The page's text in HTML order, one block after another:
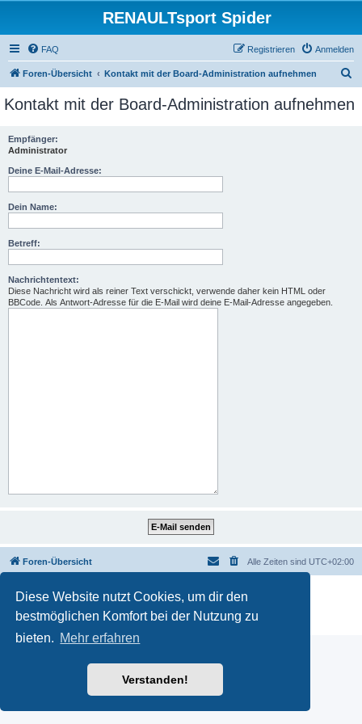
Diese Website nutzt Cookies, um dir den
bestmöglichen Komfort bei der Nutzung zu
bieten. Mehr erfahren
Verstanden!
RENAULTsport Spider
FAQ Anmelden
Registrieren
Foren-Übersicht Kontakt mit der Board-Administration aufnehmen
c
Kontakt mit der Board-Administration aufnehmen
Empfänger:
Administrator
Deine E-Mail-Adresse:
Dein Name:
Betreff:
Nachrichtentext:
Diese Nachricht wird als reiner Text verschickt, verwende daher kein HTML oder
BBCode. Als Antwort-Adresse für die E-Mail wird deine E-Mail-Adresse angegeben.
Foren-Übersicht Alle Zeiten sind UTC+02:00
Powered by phpBB
® Forum Software © phpBB Limited
Deutsche Übersetzung durch
Datenschutz|Nutzungsbedingungen